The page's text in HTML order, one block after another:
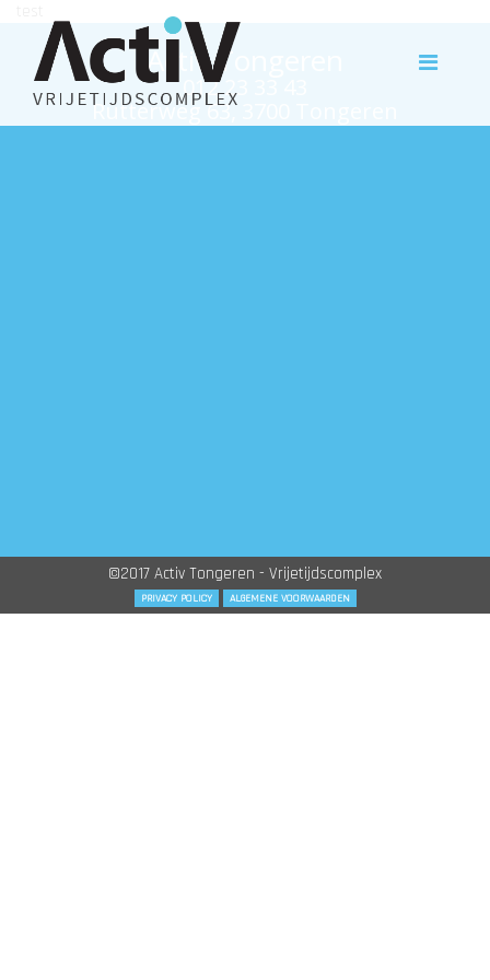
Activ Tongeren
012 23 33 43
Rutterweg 63, 3700 Tongeren
©2017 Activ Tongeren - Vrijetijdscomplex
PRIVACY POLICY ALGEMENE VOORWAARDEN